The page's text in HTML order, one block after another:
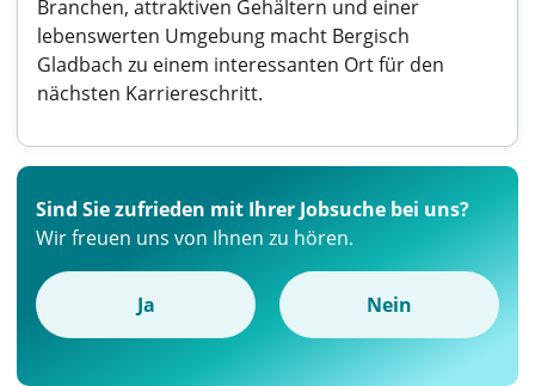
Branchen, attraktiven Gehältern und einer
lebenswerten Umgebung macht Bergisch
Gladbach zu einem interessanten Ort für den
nächsten Karriereschritt.
Sind Sie zufrieden mit Ihrer Jobsuche bei uns?
Wir freuen uns von Ihnen zu hören.
Ja Nein